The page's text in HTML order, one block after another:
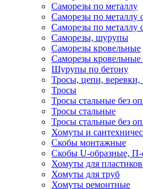
Саморезы по металлу
Саморезы по металлу
Саморезы по металлу
Саморезы, шурупы
Саморезы кровельные
Саморезы
Шурупы по бетону
Тросы, цепи, веревки,
Тросы
Тросы стальные без
Тросы стальные
Тросы стальные без
Хомуты и
Скобы монтажные
Скобы U-образные, П-
Хомуты для
Хомуты для труб
Хомуты ремонтные